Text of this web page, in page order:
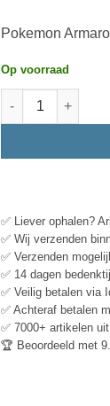
Pokemon
Op voorraad
✅ Liever ophalen?
✅ Wij verzenden
✅ Verzenden
✅ 14 dagen
✅ Veilig betalen via
✅ Achteraf betalen
✅ 7000+ artikelen
🏆 Beoordeeld met